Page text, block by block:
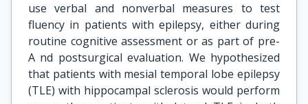
use verbal and nonverbal measures to test
fluency in patients with epilepsy, either during
routine cognitive assessment or as part of pre-
A nd postsurgical evaluation. We hypothesized
that patients with mesial temporal lobe epilepsy
(TLE) with hippocampal sclerosis would perform